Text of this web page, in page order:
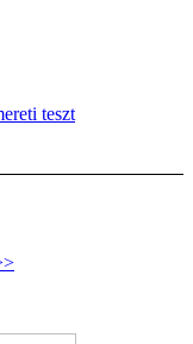
teszt